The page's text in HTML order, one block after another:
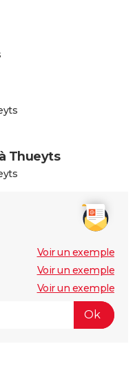
Thueyts
Voir un exemple
Voir un exemple
Voir un exemple